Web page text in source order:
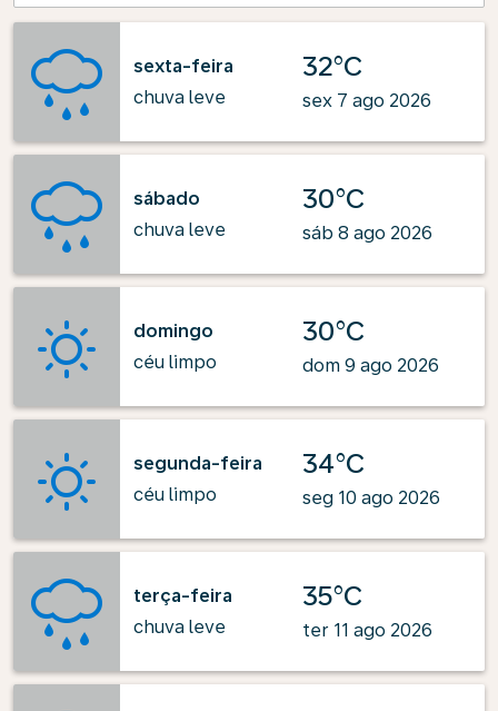
sexta-feira
chuva leve
32°C
sex 7 ago 2026
sábado
chuva leve
30°C
sáb 8 ago 2026
domingo
céu limpo
30°C
dom 9 ago 2026
segunda-feira
céu limpo
34°C
seg 10 ago 2026
terça-feira
chuva leve
35°C
ter 11 ago 2026